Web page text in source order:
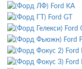
Ford KA
Ford GT
Ford
Ford
Ford
Ford